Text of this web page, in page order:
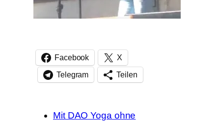
Facebook X
Telegram Teilen
Mit DAO Yoga ohne